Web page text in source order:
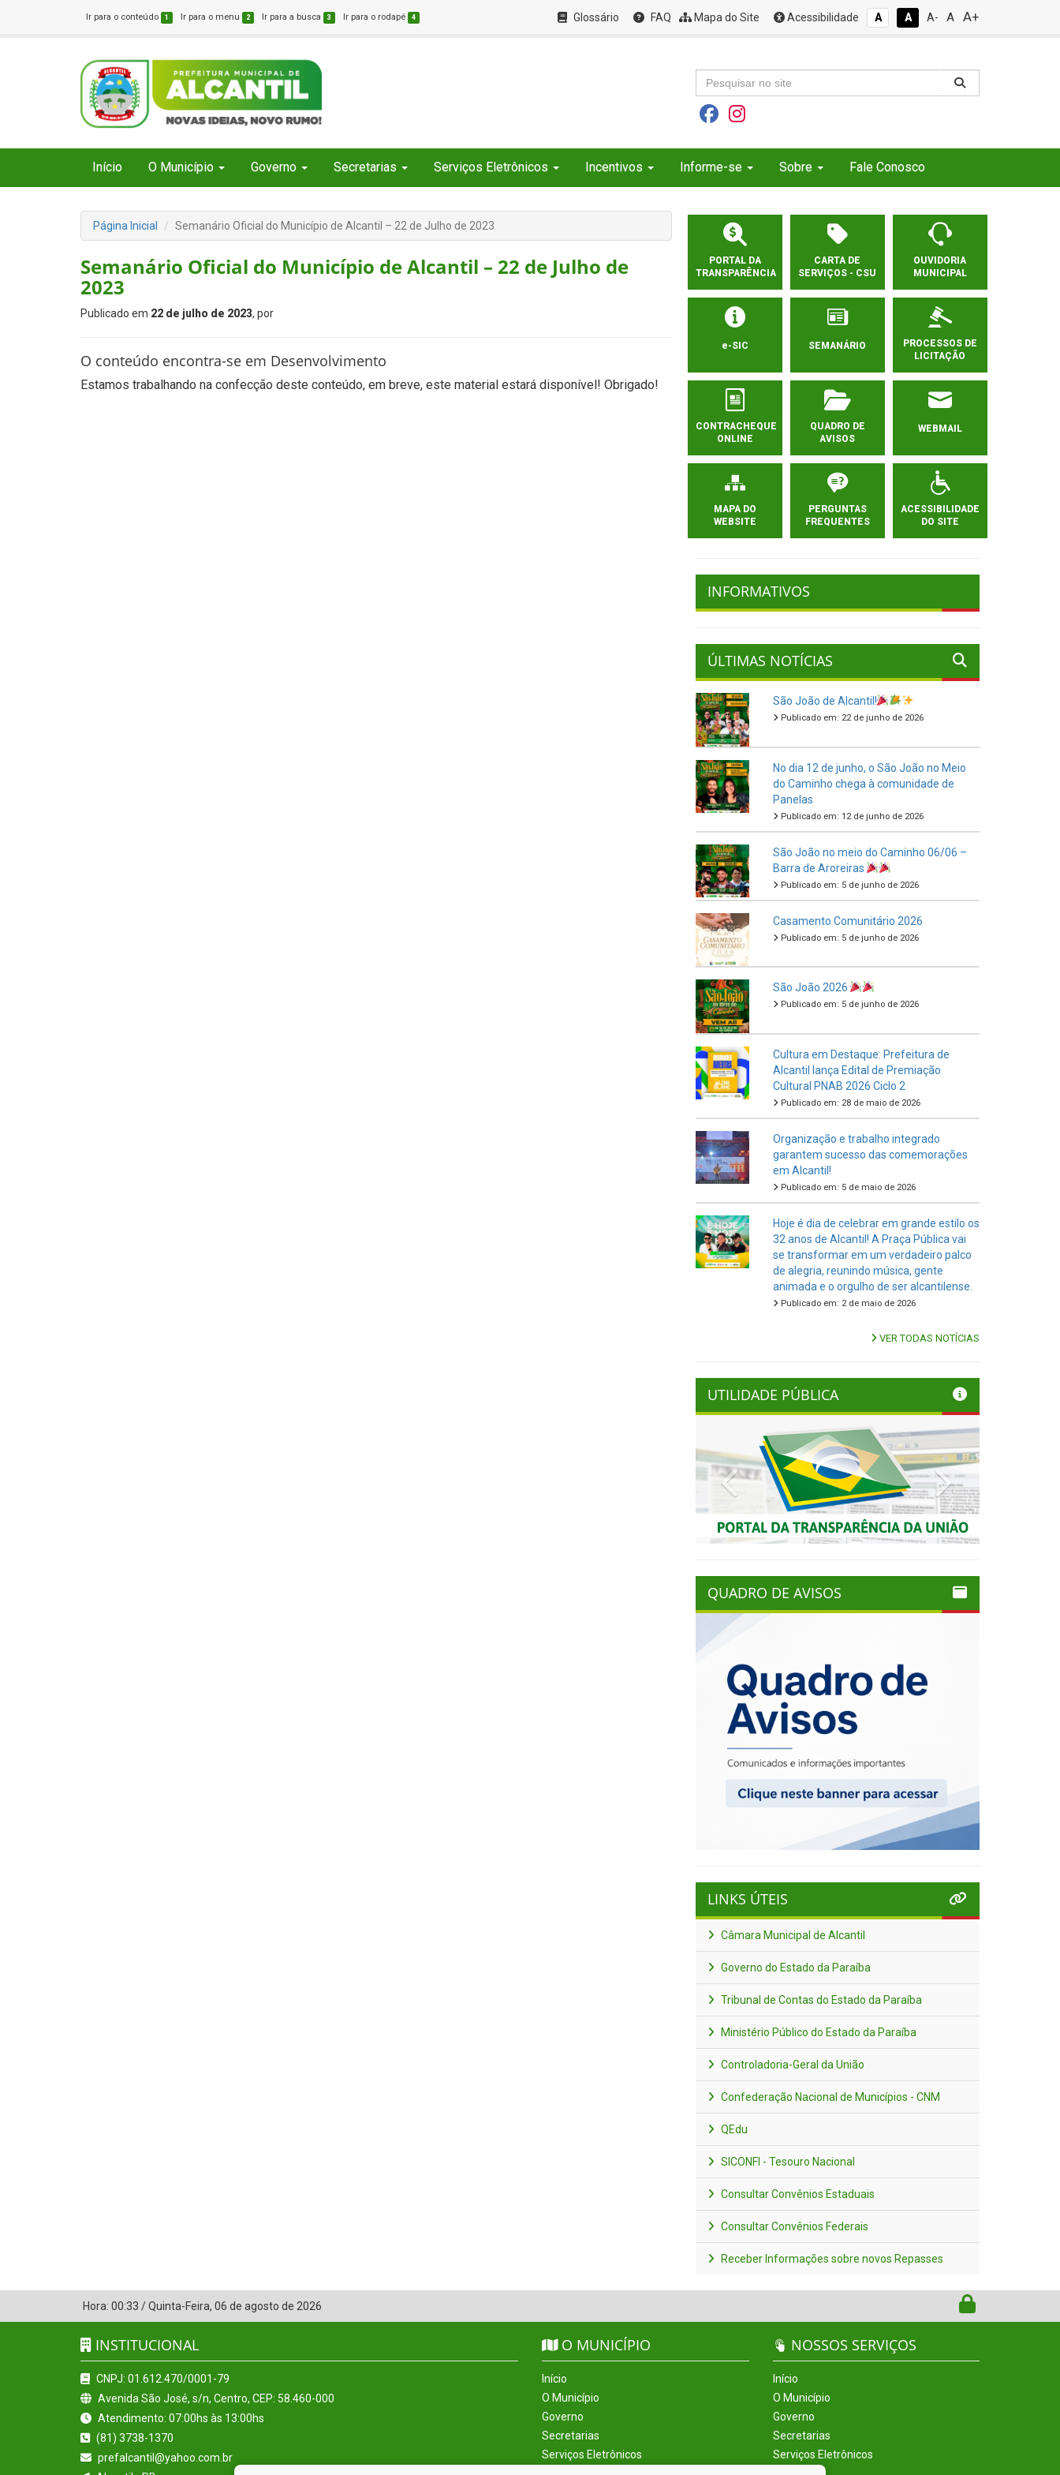
Ir para o conteúdo 1 Ir para o menu 2 Ir para a busca 3 Ir para o rodapé 4 Glossário FAQ Mapa do Site Acessibilidade A A A- A A+
Início O Município Governo Secretarias Serviços Eletrônicos Incentivos Informe-se Sobre Fale Conosco
Página Inicial Semanário Oficial do Município de Alcantil – 22 de Julho de 2023
Semanário Oficial do Município de Alcantil – 22 de Julho de
2023
Publicado em 22 de julho de 2023, por
O conteúdo encontra-se em Desenvolvimento
Estamos trabalhando na confecção deste conteúdo, em breve, este material estará disponível! Obrigado!
PORTAL DA
TRANSPARÊNCIA
CARTA DE
SERVIÇOS - CSU
OUVIDORIA
MUNICIPAL
e-SIC SEMANÁRIO
PROCESSOS DE
LICITAÇÃO
CONTRACHEQUE
ONLINE
QUADRO DE
AVISOS
WEBMAIL
MAPA DO
WEBSITE
PERGUNTAS
FREQUENTES
ACESSIBILIDADE
DO SITE
INFORMATIVOS
ÚLTIMAS NOTÍCIAS
São João de Alcantil!
Publicado em: 22 de junho de 2026
No dia 12 de junho, o São João no Meio
do Caminho chega à comunidade de
Panelas
Publicado em: 12 de junho de 2026
São João no meio do Caminho 06/06 –
Barra de Aroreiras
Publicado em: 5 de junho de 2026
Casamento Comunitário 2026
Publicado em: 5 de junho de 2026
São João 2026
Publicado em: 5 de junho de 2026
Cultura em Destaque: Prefeitura de
Alcantil lança Edital de Premiação
Cultural PNAB 2026 Ciclo 2
Publicado em: 28 de maio de 2026
Organização e trabalho integrado
garantem sucesso das comemorações
em Alcantil!
Publicado em: 5 de maio de 2026
Hoje é dia de celebrar em grande estilo os
32 anos de Alcantil! A Praça Pública vai
se transformar em um verdadeiro palco
de alegria, reunindo música, gente
animada e o orgulho de ser alcantilense.
Publicado em: 2 de maio de 2026
VER TODAS NOTÍCIAS
UTILIDADE PÚBLICA
Previous Next
QUADRO DE AVISOS
LINKS ÚTEIS
Câmara Municipal de Alcantil
Governo do Estado da Paraíba
Tribunal de Contas do Estado da Paraíba
Ministério Público do Estado da Paraíba
Controladoria-Geral da União
Confederação Nacional de Municípios - CNM
QEdu
SICONFI - Tesouro Nacional
Consultar Convênios Estaduais
Consultar Convênios Federais
Receber Informações sobre novos Repasses
Hora: 00:33 /Quinta-Feira, 06 de agosto de 2026
INSTITUCIONAL
CNPJ: 01.612.470/0001-79
Avenida São José, s/n, Centro, CEP: 58.460-000
Atendimento: 07:00hs às 13:00hs
(81) 3738-1370
prefalcantil@yahoo.com.br
O MUNICÍPIO
Início
O Município
Governo
Secretarias
Serviços Eletrônicos
NOSSOS SERVIÇOS
Início
O Município
Governo
Secretarias
Serviços Eletrônicos